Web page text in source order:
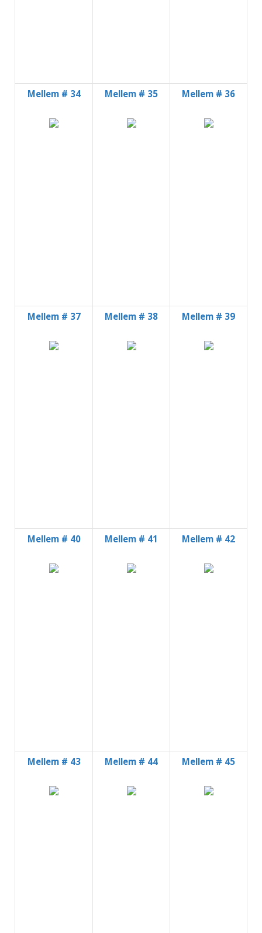
Mellem # 34 Mellem # 35 Mellem # 36
Mellem # 37 Mellem # 38 Mellem # 39
Mellem # 40 Mellem # 41 Mellem # 42
Mellem # 43 Mellem # 44 Mellem # 45